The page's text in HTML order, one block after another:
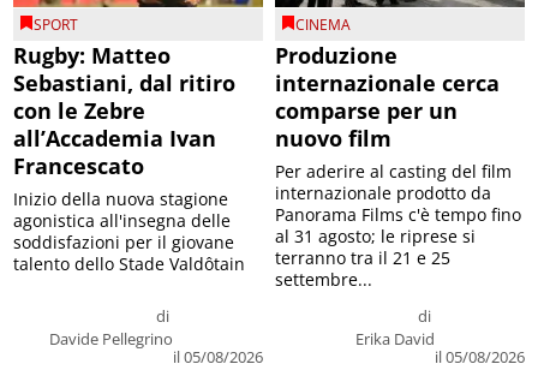
SPORT
Rugby: Matteo
Sebastiani, dal ritiro
con le Zebre
all’Accademia Ivan
Francescato
di
Davide Pellegrino
il 05/08/2026
Inizio della nuova stagione
agonistica all'insegna delle
soddisfazioni per il giovane
talento dello Stade Valdôtain
CINEMA
Produzione
internazionale cerca
comparse per un
nuovo film
di
Erika David
il 05/08/2026
Per aderire al casting del film
internazionale prodotto da
Panorama Films c'è tempo fino
al 31 agosto; le riprese si
terranno tra il 21 e 25
settembre...